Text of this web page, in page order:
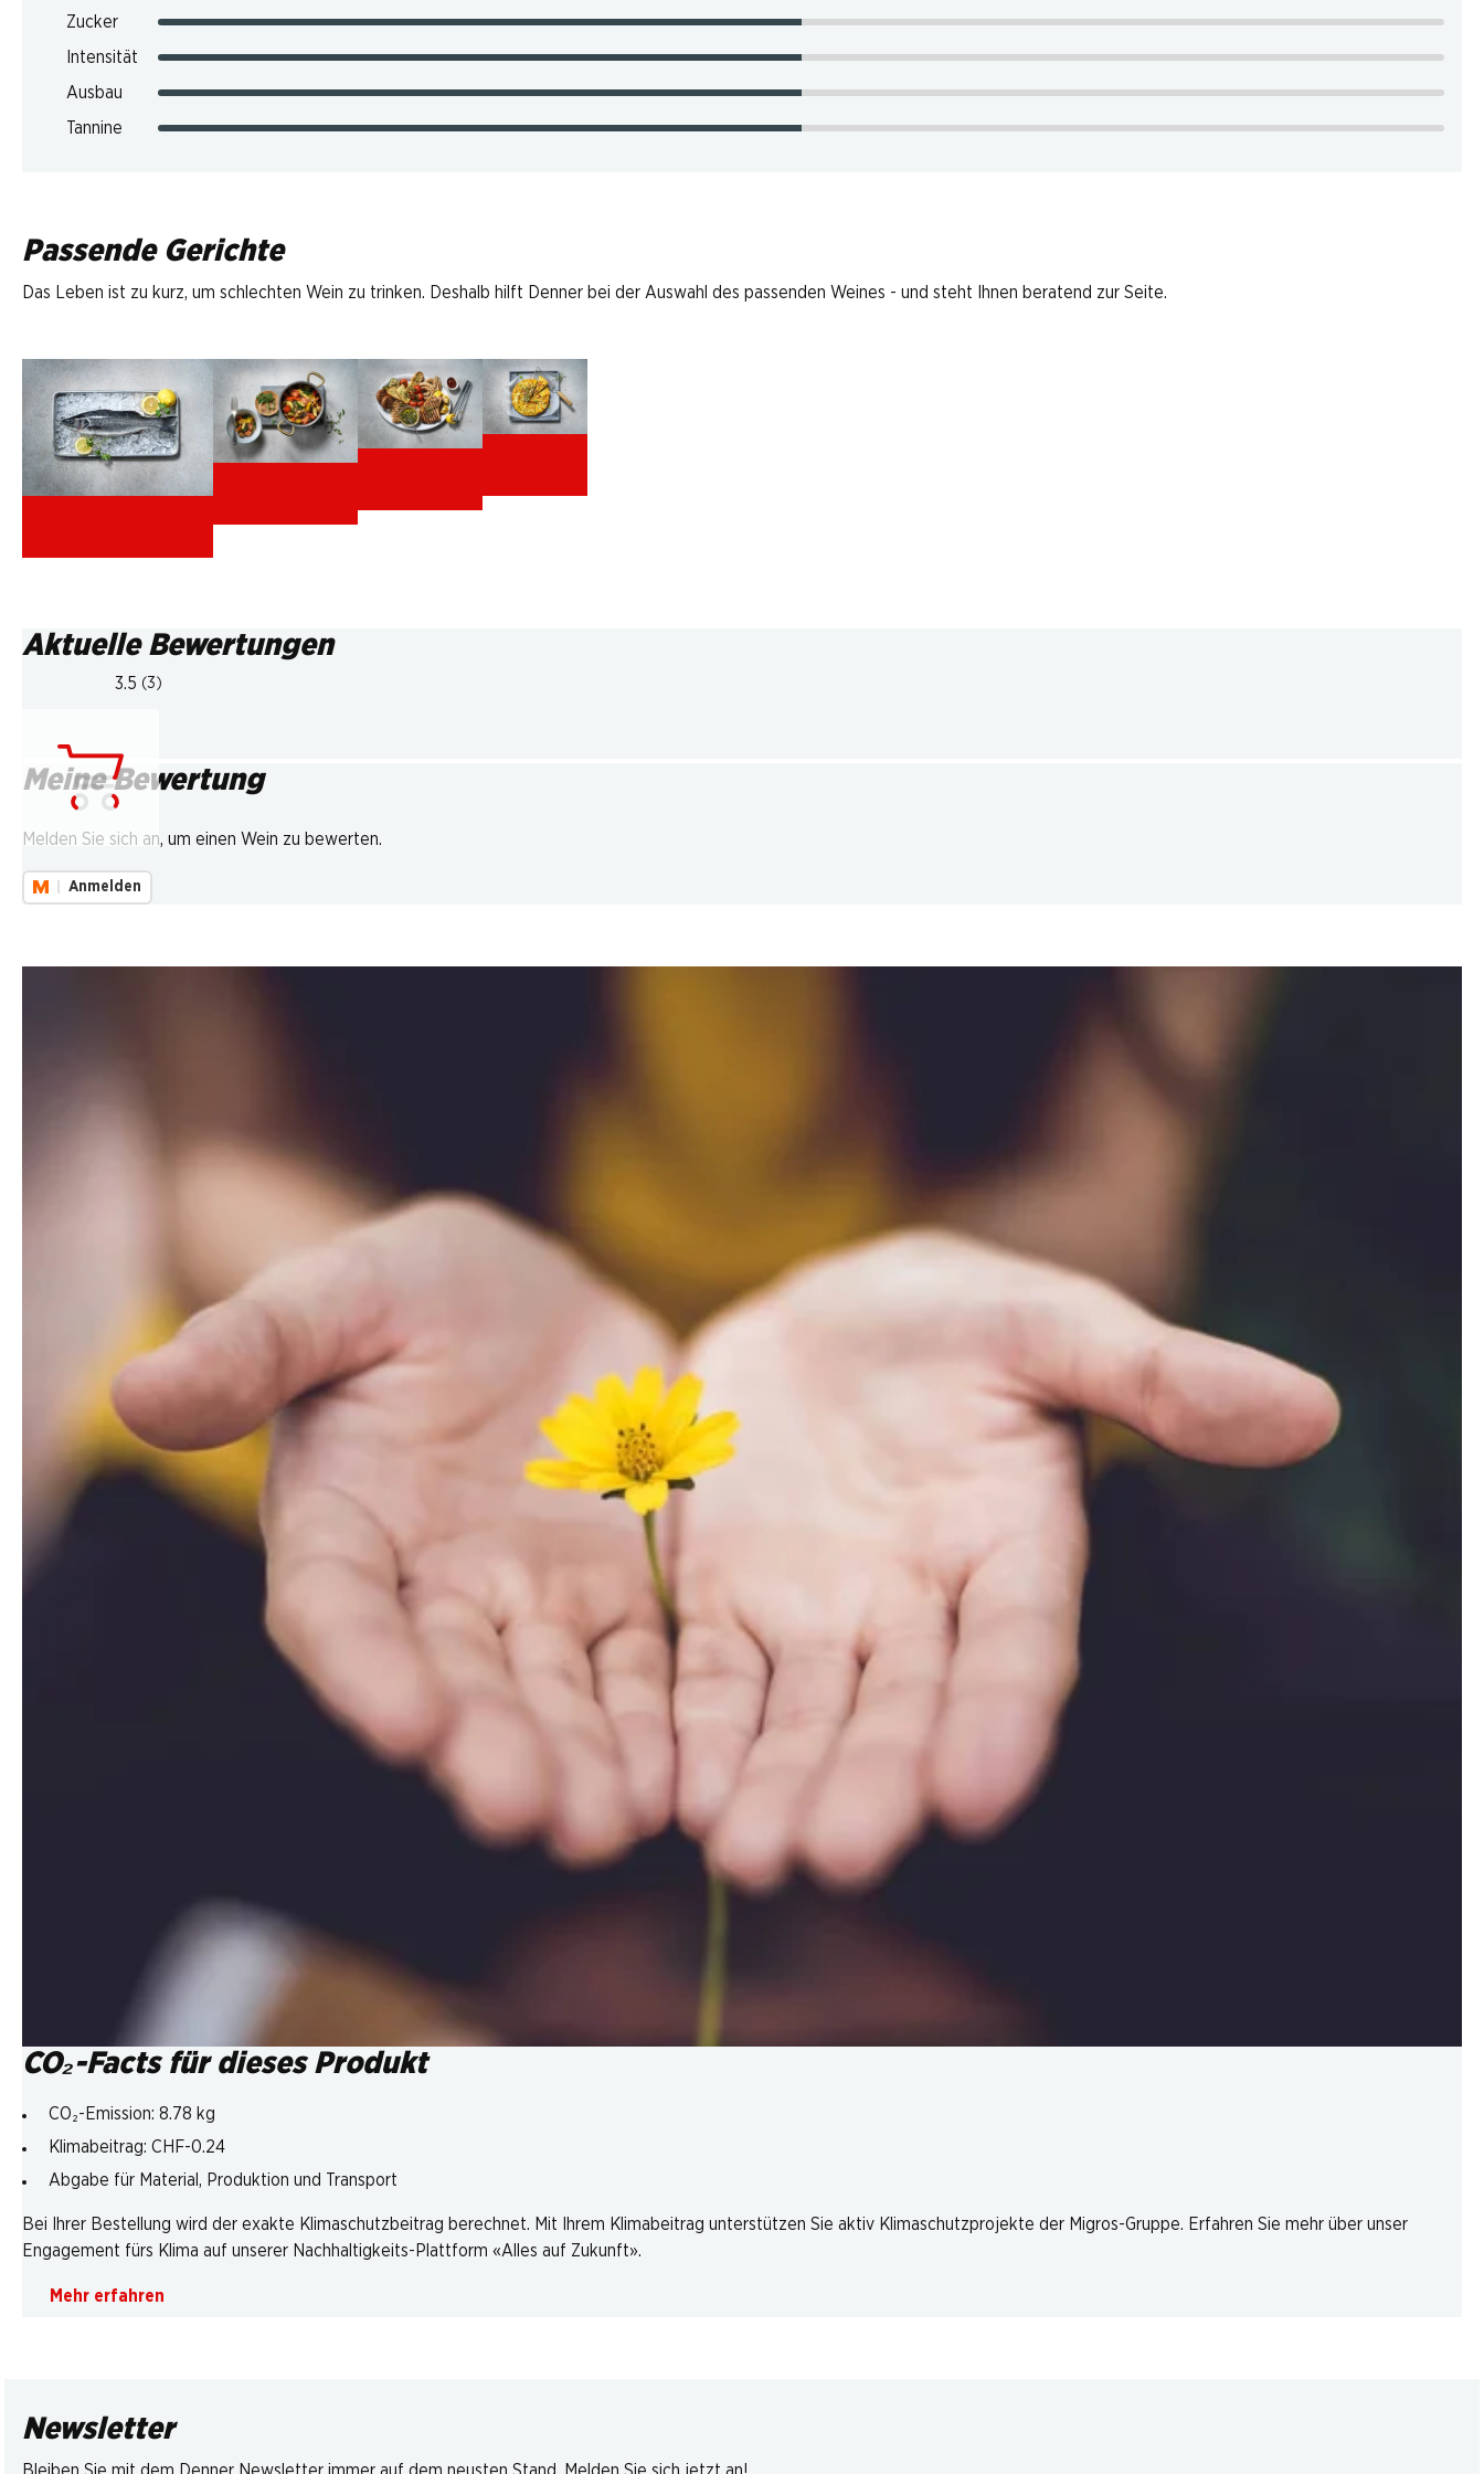
Zucker
Intensität
Ausbau
Tannine
Passende Gerichte
Das Leben ist zu kurz, um schlechten Wein zu trinken. Deshalb hilft Denner bei der Auswahl des passenden Weines - und steht Ihnen beratend zur Seite.
Aktuelle Bewertungen
3.5 (3)
Meine Bewertung
Melden Sie sich an, um einen Wein zu bewerten.
Anmelden
CO₂-Facts für dieses Produkt
CO₂-Emission: 8.78 kg
Klimabeitrag: CHF-0.24
Abgabe für Material, Produktion und Transport
Bei Ihrer Bestellung wird der exakte Klimaschutzbeitrag berechnet. Mit Ihrem Klimabeitrag unterstützen Sie aktiv Klimaschutzprojekte der Migros-Gruppe. Erfahren Sie mehr über unser
Engagement fürs Klima auf unserer Nachhaltigkeits-Plattform «Alles auf Zukunft».
Mehr erfahren
Newsletter
Bleiben Sie mit dem Denner Newsletter immer auf dem neusten Stand. Melden Sie sich jetzt an!